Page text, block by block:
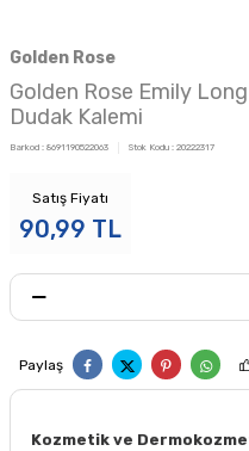
Golden Rose
Golden Rose Emily
Dudak Kalemi
Barkod : 8691190522063 Stok Kodu : 20222317
Satış Fiyatı
90,99 TL
Paylaş
Kozmetik ve